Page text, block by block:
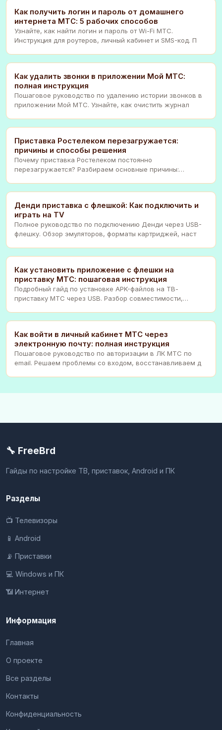
Как получить логин и пароль от домашнего
интернета МТС: 5 рабочих способов
Узнайте, как найти логин и пароль от Wi-Fi МТС.
Инструкция для роутеров, личный кабинет и SMS-код. П
Как удалить звонки в приложении Мой МТС:
полная инструкция
Пошаговое руководство по удалению истории звонков в
приложении Мой МТС. Узнайте, как очистить журнал
Приставка Ростелеком перезагружается:
причины и способы решения
Почему приставка Ростелеком постоянно
перезагружается? Разбираем основные причины:
Денди приставка с флешкой: Как подключить и
играть на TV
Полное руководство по подключению Денди через USB-
флешку. Обзор эмуляторов, форматы картриджей, наст
Как установить приложение с флешки на
приставку МТС: пошаговая инструкция
Подробный гайд по установке APK-файлов на ТВ-
приставку МТС через USB. Разбор совместимости,
Как войти в личный кабинет МТС через
электронную почту: полная инструкция
Пошаговое руководство по авторизации в ЛК МТС по
email. Решаем проблемы со входом, восстанавливаем д
🔧 FreeBrd
Гайды по настройке ТВ, приставок, Android и ПК
Разделы
📺 Телевизоры
📱 Android
📡 Приставки
💻 Windows и ПК
📶 Интернет
Информация
Главная
О проекте
Все разделы
Контакты
Конфиденциальность